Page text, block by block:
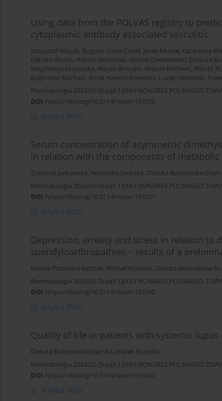
Using data from the POLVAS registry to
cytoplasmic antibody associated vasculitis
Krzysztof Wójcik, Bogdan Ćmiel Ćmiel, Jacek Musiał, Katarzyna
Dębska-Ślizień, Hanna Storoniak, Michał Chmielewski, Barbara
Magdalena Krajewska, Marek Brzosko, Marcin Milchert, Witold
Eugeniusz Kucharz, Anna Hawrot-Kawecka, Lucjan Janowski,
Reumatologia 2024;62 (Suppl 1)(XXV KONGRES POLSKIEGO
DOI: https://doi.org/10.5114/reum/193330
Artykuł (PDF)
Serum concentration of asymmetric
in relation with the components of
Zuzanna Jurkowska, Weronika Snarska, Danuta Bobrowska-
Reumatologia 2024;62 (Suppl 1)(XXV KONGRES POLSKIEGO
DOI: https://doi.org/10.5114/reum/193337
Artykuł (PDF)
Depression, anxiety and stress in relation to
spondyloarthropathies – results of a
Hanna Przepiera-Będzak, Michał Wysiecki, Danuta Bobrowska-
Reumatologia 2024;62 (Suppl 1)(XXV KONGRES POLSKIEGO
DOI: https://doi.org/10.5114/reum/193342
Artykuł (PDF)
Quality of life in patients with systemic lupus
Danuta Bobrowska-Snarska, Marek Brzosko
Reumatologia 2024;62 (Suppl 1)(XXV KONGRES POLSKIEGO
DOI: https://doi.org/10.5114/reum/193349
Artykuł (PDF)